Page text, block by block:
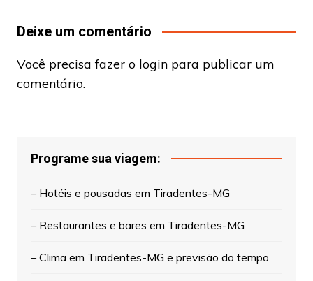
Deixe um comentário
Você precisa fazer o loginpara publicar um
comentário.
Programe sua viagem:
– Hotéis e pousadas em Tiradentes-MG
– Restaurantes e bares em Tiradentes-MG
– Clima em Tiradentes-MG e previsão do tempo